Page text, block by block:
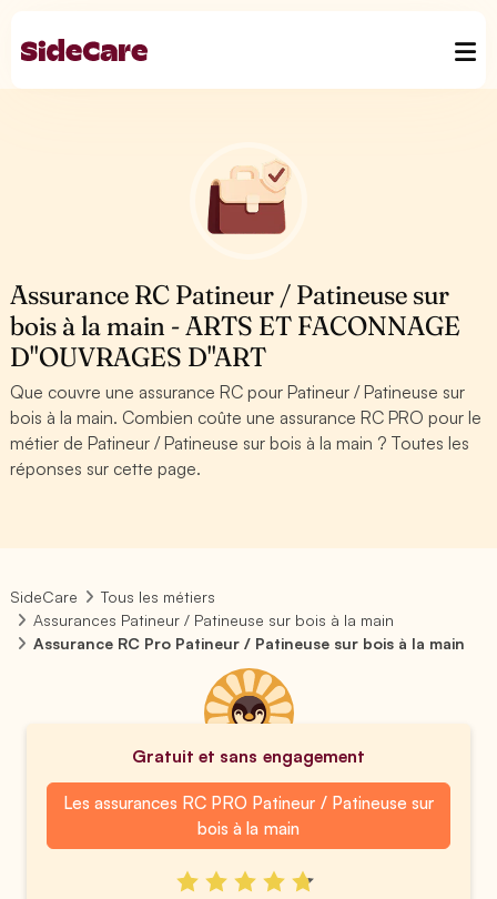
Assurance RC Patineur / Patineuse sur
bois à la main - ARTS ET FACONNAGE
D''OUVRAGES D''ART
Que couvre une assurance RC pour Patineur / Patineuse sur
bois à la main. Combien coûte une assurance RC PRO pour le
métier de Patineur / Patineuse sur bois à la main ? Toutes les
réponses sur cette page.
SideCare
Tous les métiers
Assurances Patineur / Patineuse sur bois à la main
Assurance RC Pro Patineur / Patineuse sur bois à la main
Gratuit et sans engagement
Les assurances RC PRO Patineur / Patineuse sur
bois à la main